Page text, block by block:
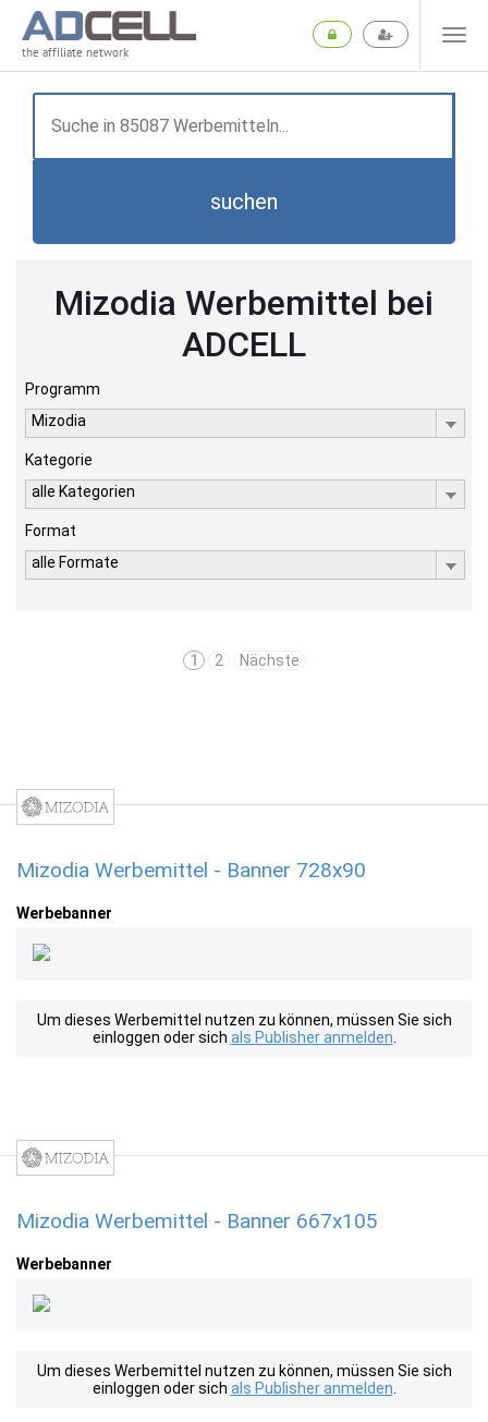
the affiliate network
suchen
Mizodia Werbemittel bei
ADCELL
Programm
Mizodia
Kategorie
alle Kategorien
Format
alle Formate
1 2 Nächste
Mizodia Werbemittel - Banner 728x90
Werbebanner
Um dieses Werbemittel nutzen zu können, müssen Sie sich
einloggen oder sich als Publisher anmelden
Mizodia Werbemittel - Banner 667x105
Werbebanner
Um dieses Werbemittel nutzen zu können, müssen Sie sich
einloggen oder sich als Publisher anmelden